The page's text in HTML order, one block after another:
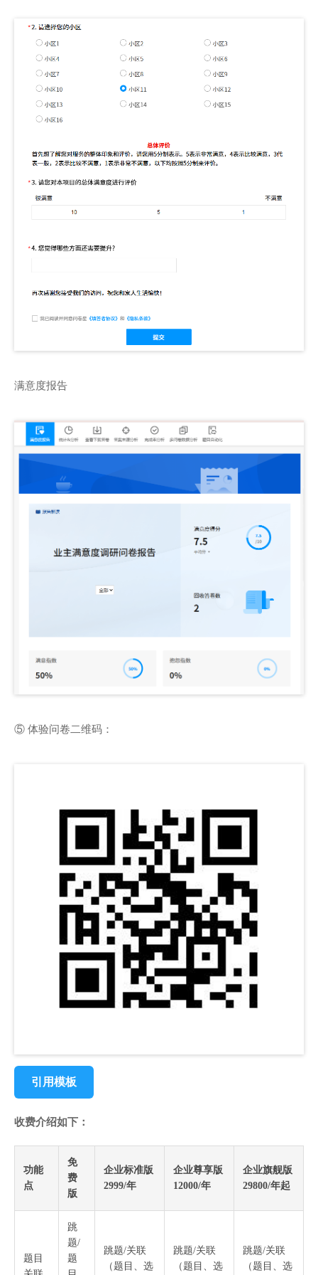
满意度报告
⑤ 体验问卷二维码：
引用模板
收费介绍如下：
功能
点
免
费
版
企业标准版
2999/年
企业尊享版
12000/年
企业旗舰版
29800/年起
题目
跳
题/
题
跳题/关联
（题目、选
跳题/关联
（题目、选
跳题/关联
（题目、选